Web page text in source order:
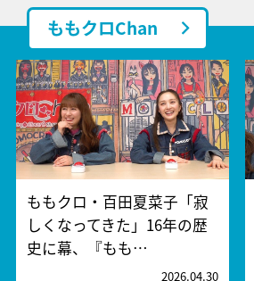
ももクロChan
ももクロ・百田夏菜子「寂
しくなってきた」16年の歴
史に幕、『もも…
2026.04.30